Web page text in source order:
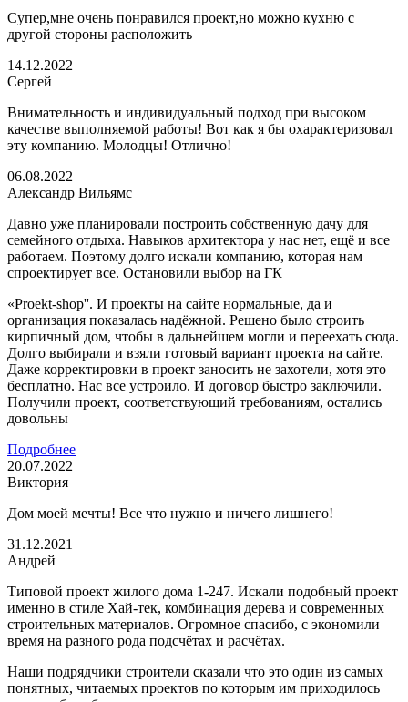
Супер,мне очень понравился проект,но можно кухню с
другой стороны расположить
14.12.2022
Сергей
Внимательность и индивидуальный подход при высоком
качестве выполняемой работы! Вот как я бы охарактеризовал
эту компанию. Молодцы! Отлично!
06.08.2022
Александр Вильямс
Давно уже планировали построить собственную дачу для
семейного отдыха. Навыков архитектора у нас нет, ещё и все
работаем. Поэтому долго искали компанию, которая нам
спроектирует все. Остановили выбор на ГК
«Proekt-shop''. И проекты на сайте нормальные, да и
организация показалась надёжной. Решено было строить
кирпичный дом, чтобы в дальнейшем могли и переехать сюда.
Долго выбирали и взяли готовый вариант проекта на сайте.
Даже корректировки в проект заносить не захотели, хотя это
бесплатно. Нас все устроило. И договор быстро заключили.
Получили проект, соответствующий требованиям, остались
довольны
Подробнее
20.07.2022
Виктория
Дом моей мечты! Все что нужно и ничего лишнего!
31.12.2021
Андрей
Типовой проект жилого дома 1-247. Искали подобный проект
именно в стиле Хай-тек, комбинация дерева и современных
строительных материалов. Огромное спасибо, с экономили
время на разного рода подсчётах и расчётах.
Наши подрядчики строители сказали что это один из самых
понятных, читаемых проектов по которым им приходилось